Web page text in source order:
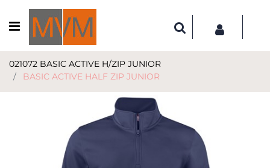
Open menu
021072 BASIC ACTIVE H/ZIP JUNIOR
BASIC ACTIVE HALF ZIP JUNIOR